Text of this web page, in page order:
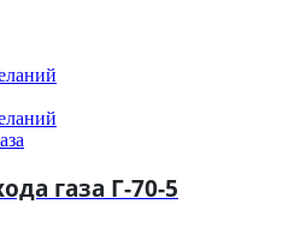
газа Г-70-5